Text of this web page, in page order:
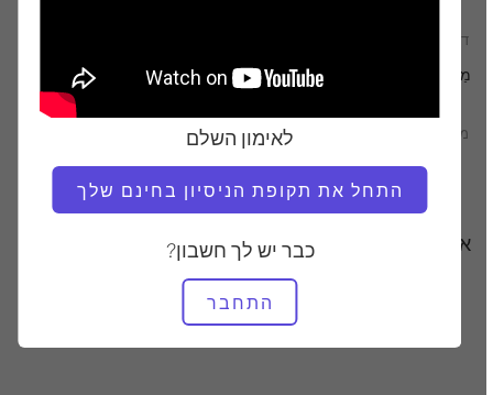
לאימון השלם
התחל את תקופת הניסיון בחינם שלך
כבר יש לך חשבון?
התחבר
דרוש ציוד
מַחצֶלֶת
מצא שיעורים דומים עבור
מַחצֶלֶת
אימונים אחרים שאולי תאהבו